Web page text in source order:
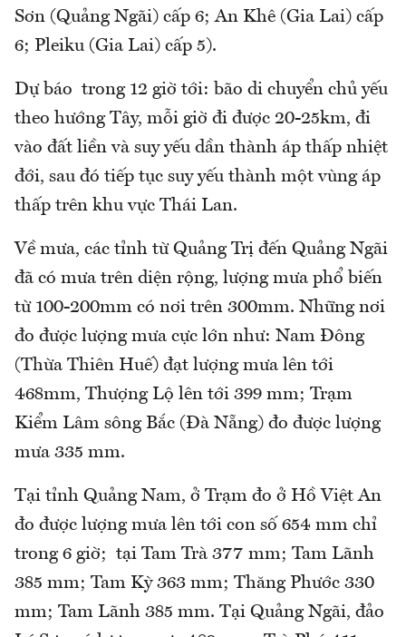
Sơn (Quảng Ngãi) cấp 6; An Khê (Gia Lai) cấp
6; Pleiku (Gia Lai) cấp 5).
Dự báo trong 12 giờ tới: bão di chuyển chủ yếu
theo hướng Tây, mỗi giờ đi được 20-25km, đi
vào đất liền và suy yếu dần thành áp thấp nhiệt
đới, sau đó tiếp tục suy yếu thành một vùng áp
thấp trên khu vực Thái Lan.
Về mưa, các tỉnh từ Quảng Trị đến Quảng Ngãi
đã có mưa trên diện rộng, lượng mưa phổ biến
từ 100-200mm có nơi trên 300mm. Những nơi
đo được lượng mưa cực lớn như: Nam Đông
(Thừa Thiên Huế) đạt lượng mưa lên tới
468mm, Thượng Lộ lên tới 399 mm; Trạm
Kiểm Lâm sông Bắc (Đà Nẵng) đo được lượng
mưa 335 mm.
Tại tỉnh Quảng Nam, ở Trạm đo ở Hồ Việt An
đo được lượng mưa lên tới con số 654 mm chỉ
trong 6 giờ; tại Tam Trà 377 mm; Tam Lãnh
385 mm; Tam Kỳ 363 mm; Thăng Phước 330
mm; Tam Lãnh 385 mm. Tại Quảng Ngãi, đảo